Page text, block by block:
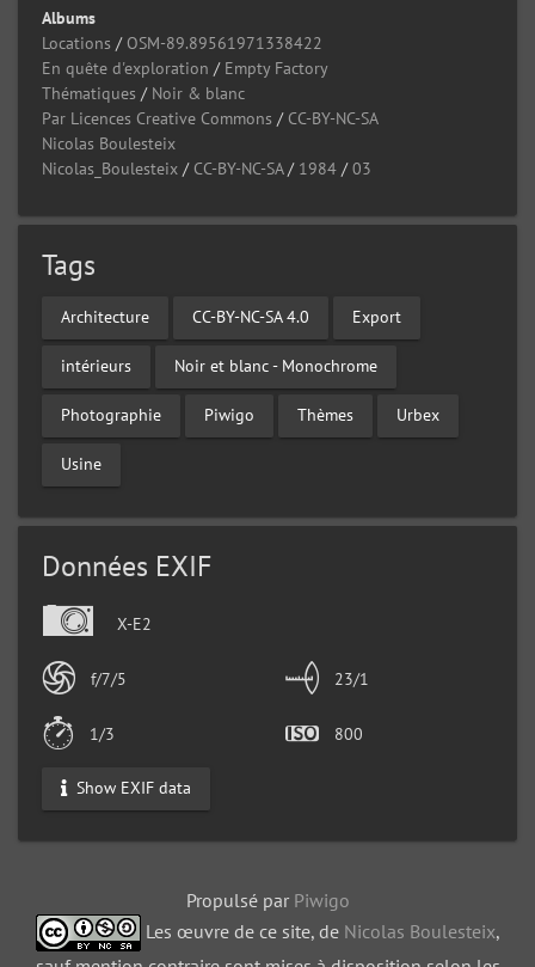
Albums
Locations / OSM-89.89561971338422
En quête d'exploration / Empty Factory
Thématiques / Noir & blanc
Par Licences Creative Commons / CC-BY-NC-SA
Nicolas Boulesteix
Nicolas_Boulesteix / CC-BY-NC-SA/ 1984 /03
Tags
Architecture CC-BY-NC-SA 4.0 Export
intérieurs Noir et blanc - Monochrome
Photographie Piwigo Thèmes Urbex
Usine
Données EXIF
X-E2
f/7/5 23/1
1/3 800
Show EXIF data
Propulsé par Piwigo
Les œuvre de ce site, de Nicolas Boulesteix,